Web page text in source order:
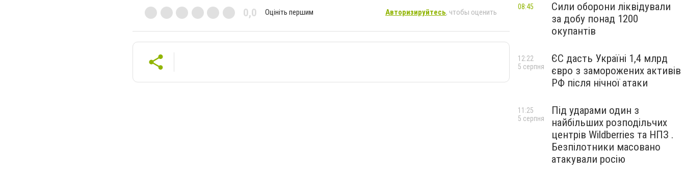
0,0 Оцініть першим Авторизируйтесь, чтобы оценить
Сили оборони ліквідували
за добу понад 1200
окупантів
08:45
ЄС дасть Україні 1,4 млрд
євро з заморожених активів
РФ після нічної атаки
12:22
5 серпня
Під ударами один з
найбільших розподільчих
центрів Wildberries та НПЗ .
Безпілотники масовано
атакували росію
11:25
5 серпня